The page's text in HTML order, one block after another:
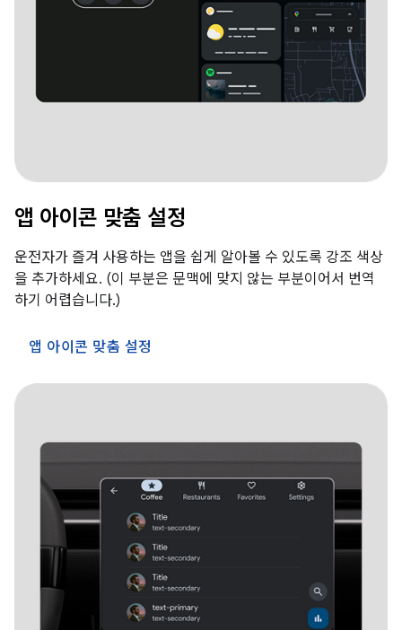
앱 아이콘 맞춤 설정
운전자가 즐겨 사용하는 앱을 쉽게 알아볼 수 있도록 강조 색상
을 추가하세요. (이 부분은 문맥에 맞지 않는 부분이어서 번역
하기 어렵습니다.)
앱 아이콘 맞춤 설정